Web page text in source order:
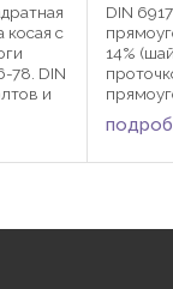
косая с
78. DIN
и
DIN
14%